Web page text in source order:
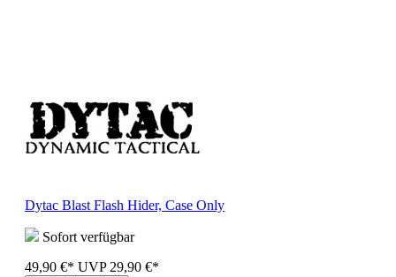
Dytac Blast Flash Hider, Case Only
Sofort verfügbar
49,90 €* UVP 29,90 €*